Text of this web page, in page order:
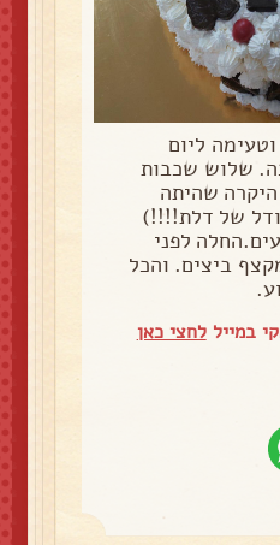
ליום
שלוש שכבות
שהיתה
של דלת!!!!)
לפני
מקצף ביצים. והכל
במייללחצי כאן